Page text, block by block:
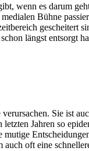
wenn es darum
Bühne
gescheitert
längst entsorgt
Sie ist
Jahren so
mutige
oft eine